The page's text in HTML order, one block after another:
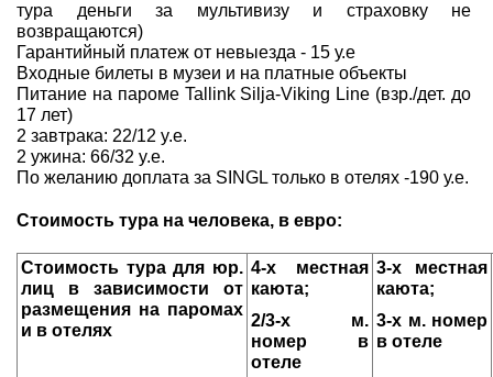
тура деньги за мультивизу и страховку не
возвращаются)
Гарантийный платеж от невыезда - 15 у.е
Входные билеты в музеи и на платные объекты
Питание на пароме Tallink Silja-Viking Line (взр./дет. до
17 лет)
2 завтрака: 22/12 y.e.
2 ужина: 66/32 y.e.
По желанию доплата за SINGL только в отелях -190 у.е.
Стоимость тура на человека, в евро:
Стоимость тура для юр.
лиц в зависимости от
размещения на паромах
и в отелях
4-х местная
каюта;
2/3-х м.
номер в
отеле
3-х местная
каюта;
3-х м. номер
в отеле